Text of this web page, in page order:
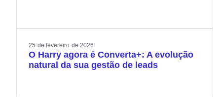
25 de fevereiro de 2026
O Harry agora é Converta+: A evolução
natural da sua gestão de leads